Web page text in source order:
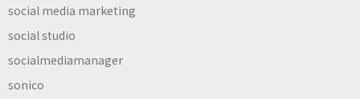
social media marketing
social studio
socialmediamanager
sonico